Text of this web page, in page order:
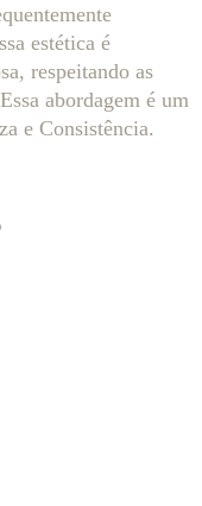
estética é
respeitando as
abordagem é um
e Consistência.